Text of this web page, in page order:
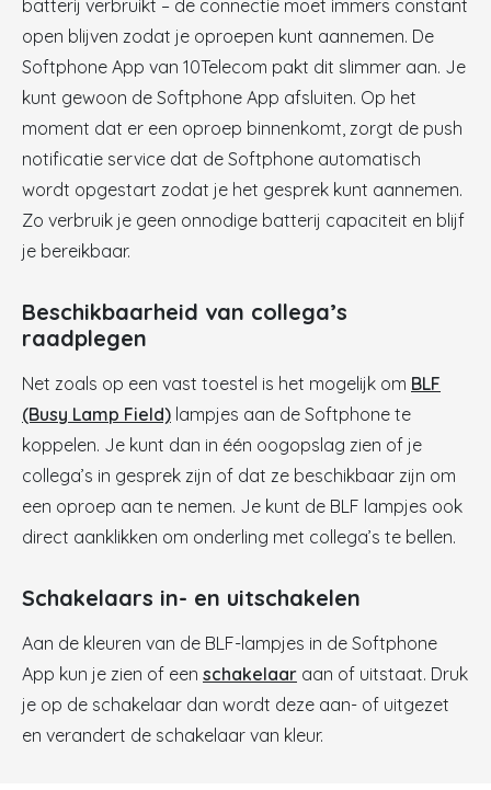
batterij verbruikt – de connectie moet immers constant
open blijven zodat je oproepen kunt aannemen. De
Softphone App van 10Telecom pakt dit slimmer aan. Je
kunt gewoon de Softphone App afsluiten. Op het
moment dat er een oproep binnenkomt, zorgt de push
notificatie service dat de Softphone automatisch
wordt opgestart zodat je het gesprek kunt aannemen.
Zo verbruik je geen onnodige batterij capaciteit en blijf
je bereikbaar.
Beschikbaarheid van collega’s
raadplegen
Net zoals op een vast toestel is het mogelijk om BLF
(Busy Lamp Field) lampjes aan de Softphone te
koppelen. Je kunt dan in één oogopslag zien of je
collega’s in gesprek zijn of dat ze beschikbaar zijn om
een oproep aan te nemen. Je kunt de BLF lampjes ook
direct aanklikken om onderling met collega’s te bellen.
Schakelaars in- en uitschakelen
Aan de kleuren van de BLF-lampjes in de Softphone
App kun je zien of een schakelaar aan of uitstaat. Druk
je op de schakelaar dan wordt deze aan- of uitgezet
en verandert de schakelaar van kleur.